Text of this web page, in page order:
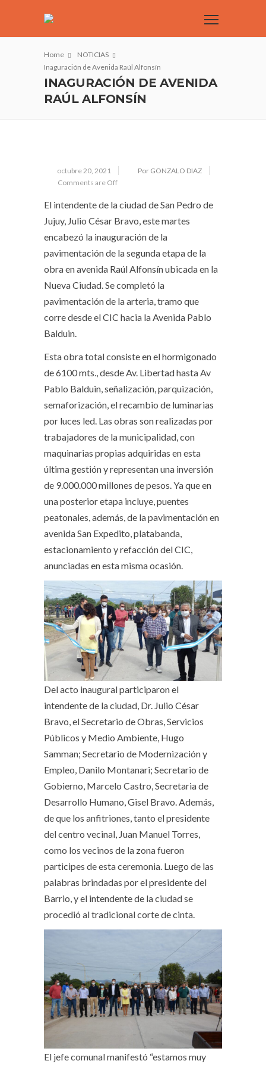
Home
NOTICIAS
Inaguración de Avenida Raúl Alfonsín
INAGURACIÓN DE AVENIDA
RAÚL ALFONSÍN
octubre 20, 2021
Por GONZALO DIAZ
Comments are Off
El intendente de la ciudad de San Pedro de
Jujuy, Julio César Bravo, este martes
encabezó la inauguración de la
pavimentación de la segunda etapa de la
obra en avenida Raúl Alfonsín ubicada en la
Nueva Ciudad. Se completó la
pavimentación de la arteria, tramo que
corre desde el CIC hacia la Avenida Pablo
Balduin.
Esta obra total consiste en el hormigonado
de 6100 mts., desde Av. Libertad hasta Av
Pablo Balduin, señalización, parquización,
semaforización, el recambio de luminarias
por luces led. Las obras son realizadas por
trabajadores de la municipalidad, con
maquinarias propias adquiridas en esta
última gestión y representan una inversión
de 9.000.000 millones de pesos. Ya que en
una posterior etapa incluye, puentes
peatonales, además, de la pavimentación en
avenida San Expedito, platabanda,
estacionamiento y refacción del CIC,
anunciadas en esta misma ocasión.
Del acto inaugural participaron el
intendente de la ciudad, Dr. Julio César
Bravo, el Secretario de Obras, Servicios
Públicos y Medio Ambiente, Hugo
Samman; Secretario de Modernización y
Empleo, Danilo Montanari; Secretario de
Gobierno, Marcelo Castro, Secretaria de
Desarrollo Humano, Gisel Bravo. Además,
de que los anfitriones, tanto el presidente
del centro vecinal, Juan Manuel Torres,
como los vecinos de la zona fueron
participes de esta ceremonia. Luego de las
palabras brindadas por el presidente del
Barrio, y el intendente de la ciudad se
procedió al tradicional corte de cinta.
El jefe comunal manifestó “estamos muy